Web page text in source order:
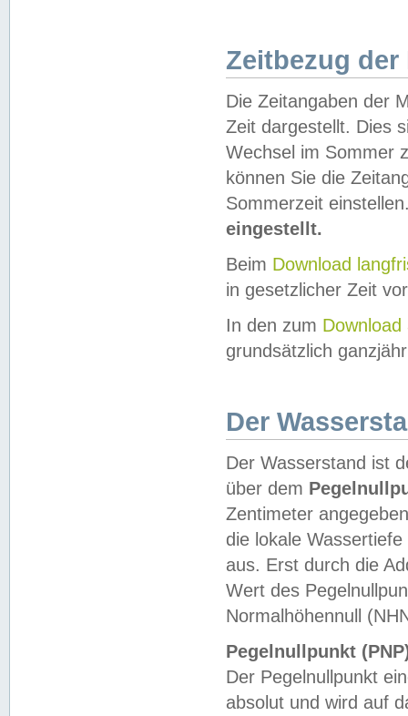
Zeitbezug der
Die Zeitangaben der
Zeit dargestellt. Dies
Wechsel im Sommer
können Sie die
Sommerzeit
eingestellt.
Beim Download
in gesetzlicher Zeit
In den zum Download
grundsätzlich
Der
Der Wasserstand ist
über dem
Zentimeter
die lokale
aus. Erst durch die
Wert des
Normalhöhennull
Pegelnullpunkt
Der Pegelnullpunkt
absolut und wird auf